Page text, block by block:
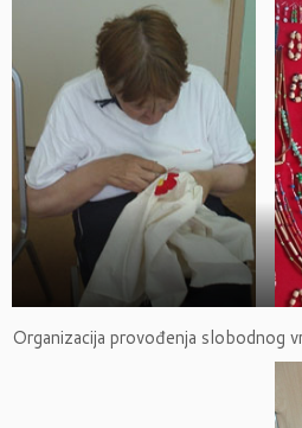
Organizacija provođenja slobodnog